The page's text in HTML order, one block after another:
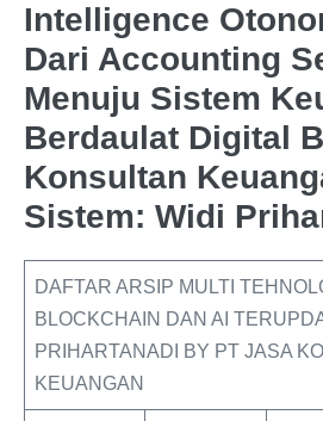
Intelligence
Dari Accounting
Menuju Sistem
Berdaulat Digital
Konsultan
Sistem: Widi
DAFTAR ARSIP MULTI
BLOCKCHAIN DAN AI
PRIHARTANADI BY PT JASA
KEUANGAN